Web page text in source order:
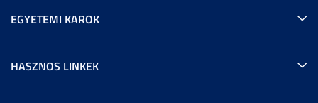
EGYETEMI KAROK
HASZNOS LINKEK